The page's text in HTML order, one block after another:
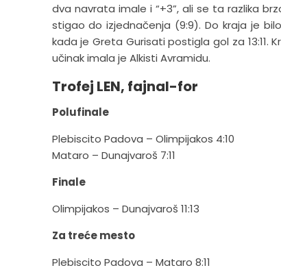
dva navrata imale i “+3”, ali se ta razlika
stigao do izjednačenja (9:9). Do kraja je
kada je Greta Gurisati postigla gol za
učinak imala je Alkisti Avramidu.
Trofej LEN, fajnal-for
Polufinale
Plebiscito Padova – Olimpijakos 4:10
Mataro – Dunajvaroš 7:11
Finale
Olimpijakos – Dunajvaroš 11:13
Za treće mesto
Plebiscito Padova – Mataro 8:11